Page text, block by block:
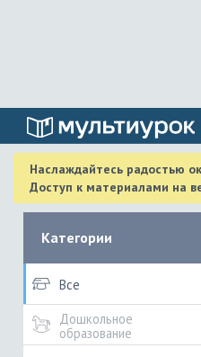
Наслаждайтесь радостью
Доступ к материалами на
Категории
Все
Дошкольное
образование